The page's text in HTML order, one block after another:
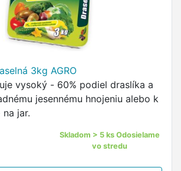
3kg AGRO
vysoký - 60% podiel draslíka a
jesennému hnojeniu alebo k
jar.
Skladom > 5 ks Odosielame
vo stredu